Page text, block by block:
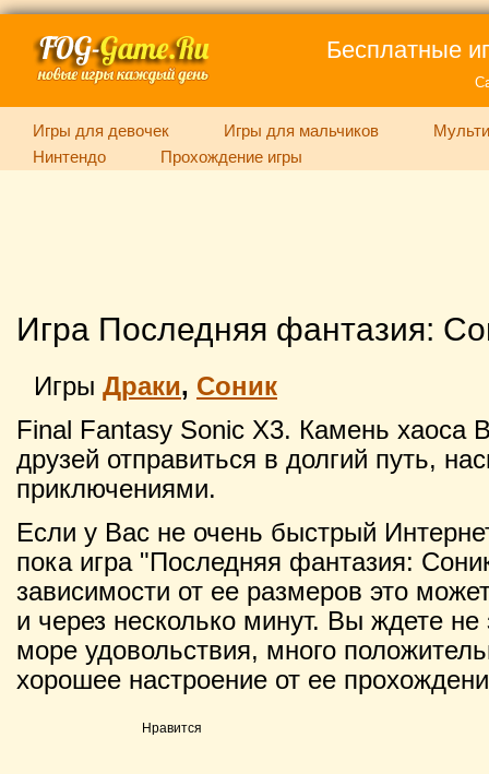
Бесплатные
Игры для девочек Игры для мальчиков
Нинтендо
Прохождение игры
Игра Последняя фантазия:
Игры Драки, Соник
Final Fantasy Sonic X3. Камень хаоса
друзей отправиться в долгий путь,
приключениями.
Если у Вас не очень быстрый
пока игра "Последняя фантазия:
зависимости от ее размеров это
и через несколько минут. Вы ждете не
море удовольствия, много
хорошее настроение от ее
Нравится